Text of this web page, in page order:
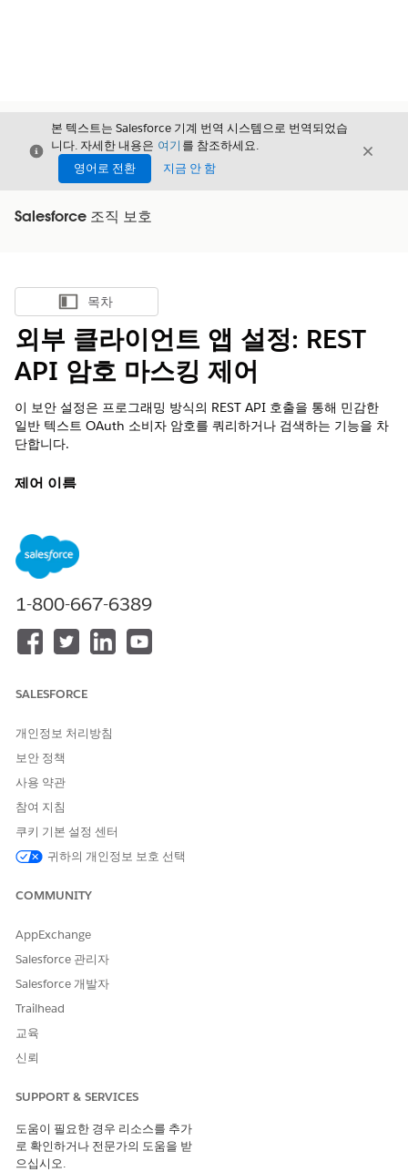
닫기
본 텍스트는 Salesforce 기계 번역 시스템으로 번역되었습
니다. 자세한 내용은 여기 를 참조하세요.
영어로 전환
지금 안 함
닫기
Salesforce 조직 보호
목차 표시
목차
외부 클라이언트 앱 설정: REST
API 암호 마스킹 제어
이 보안 설정은 프로그래밍 방식의 REST API 호출을 통해 민감한
일반 텍스트 OAuth 소비자 암호를 쿼리하거나 검색하는 기능을 차
단합니다.
제어 이름
권장 구성
REST API - 해제를 통해 외부 클라이언트 앱 소비자 암호에 액세스
할 수 있습니다.
제어 개요
일반 텍스트 OAuth 소비자 암호를 쿼리하거나 검색하는 기능을 차
이 액세스가 활성화되면 API 권한이 충분한 인증된 사용자 또는 응
용 프로그램이 프로그래밍 방식으로 이러한 중요한 자격 증명을 추
출할 수 있으므로 인증 암호가 잠재적으로 대량으로 노출될 수 있습
니다.
공격자가 관리자 또는 개발자 권한이 있는 사용자 계정을 손상하고
여 통합 시스템에 대한 영구적이고 무단 액세스를 얻습니다.
위험 영향 고려 사항
해당 암호를 노출하면 권한이 없는 작업자가 표준 로그인 프로토콜
템 간에 공유되는 데이터가 완전히 손상됩니다.
있으므로 조직에서 REST API에 광범위하게 액세스할 수 있는 여러
타사 통합 도구를 사용합니다.
1-800-667-6389
SALESFORCE
개인정보 처리방침
보안 정책
사용 약관
참여 지침
쿠키 기본 설정 센터
귀하의 개인정보 보호 선택
COMMUNITY
AppExchange
Salesforce 관리자
Salesforce 개발자
Trailhead
교육
신뢰
SUPPORT & SERVICES
도움이 필요한 경우 리소스를 추가
로 확인하거나 전문가의 도움을 받
으십시오.